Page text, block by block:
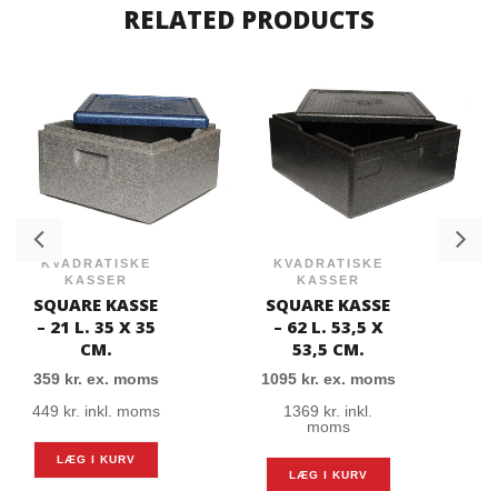
RELATED PRODUCTS
KVADRATISKE
KASSER
SQUARE KASSE
– 21 L. 35 X 35
CM.
359 kr. ex. moms
449 kr. inkl. moms
LÆG I KURV
KVADRATISKE
KASSER
SQUARE KASSE
– 62 L. 53,5 X
53,5 CM.
1095 kr. ex. moms
1369 kr. inkl.
moms
LÆG I KURV